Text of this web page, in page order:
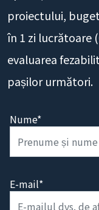
proiectului,
în 1 zi lucrătoare
evaluarea
pașilor următori.
Nume*
E-mail*